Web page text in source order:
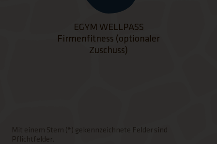
EGYM WELLPASS
Firmenfitness (optionaler
Zuschuss)
Mit einem Stern (*) gekennzeichnete Felder sind
Pflichtfelder.